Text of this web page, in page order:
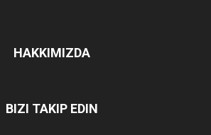
HAKKIMIZDA
BIZI TAKIP EDIN